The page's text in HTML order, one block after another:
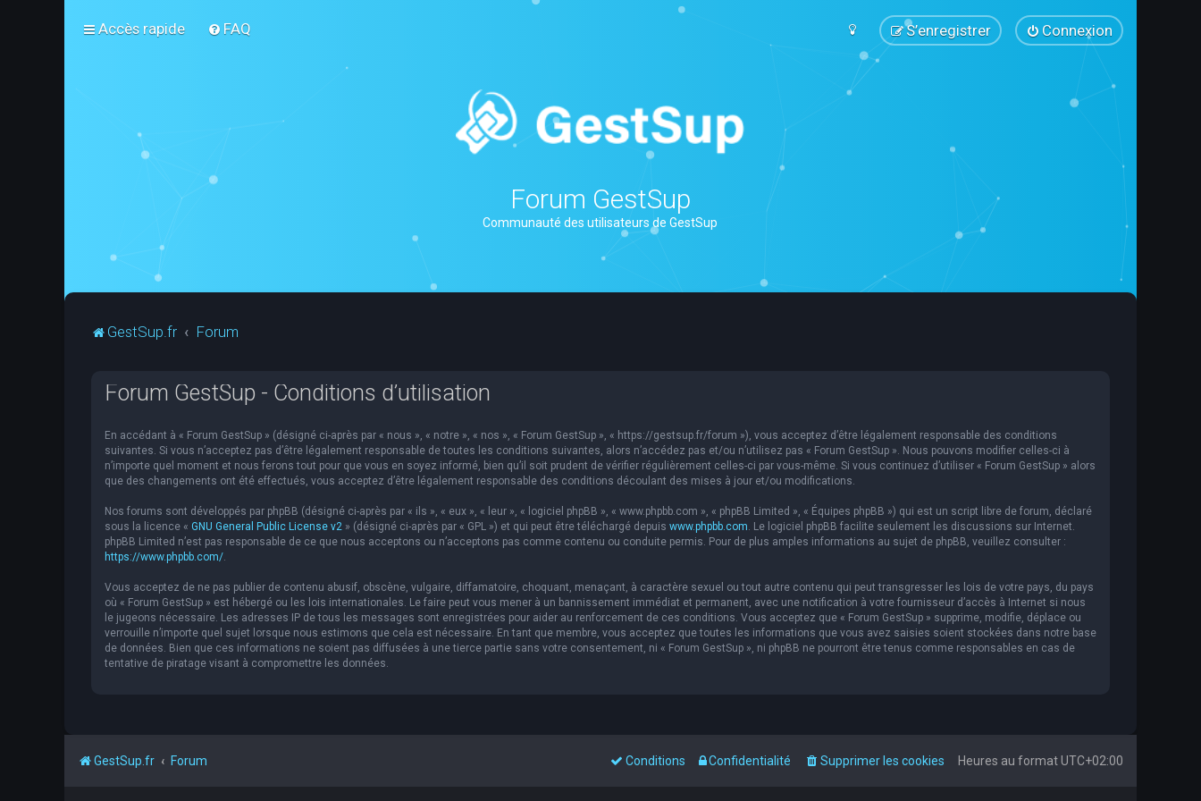
Accès rapide FAQ Connexion
S’enregistrer
Forum GestSup
Communauté des utilisateurs de GestSup
GestSup.fr Forum
Forum GestSup - Conditions d’utilisation
En accédant à « Forum GestSup » (désigné ci-après par « nous », « notre », « nos », « Forum GestSup », « https://gestsup.fr/forum »), vous acceptez d’être légalement responsable des conditions
suivantes. Si vous n’acceptez pas d’être légalement responsable de toutes les conditions suivantes, alors n’accédez pas et/ou n’utilisez pas « Forum GestSup ». Nous pouvons modifier celles-ci à
n’importe quel moment et nous ferons tout pour que vous en soyez informé, bien qu’il soit prudent de vérifier régulièrement celles-ci par vous-même. Si vous continuez d’utiliser « Forum GestSup » alors
que des changements ont été effectués, vous acceptez d’être légalement responsable des conditions découlant des mises à jour et/ou modifications.
Nos forums sont développés par phpBB (désigné ci-après par « ils », « eux », « leur », « logiciel phpBB », « www.phpbb.com », « phpBB Limited », « Équipes phpBB ») qui est un script libre de forum, déclaré
sous la licence « GNU General Public License v2 » (désigné ci-après par « GPL ») et qui peut être téléchargé depuis www.phpbb.com. Le logiciel phpBB facilite seulement les discussions sur Internet.
phpBB Limited n’est pas responsable de ce que nous acceptons ou n’acceptons pas comme contenu ou conduite permis. Pour de plus amples informations au sujet de phpBB, veuillez consulter :
https://www.phpbb.com/.
Vous acceptez de ne pas publier de contenu abusif, obscène, vulgaire, diffamatoire, choquant, menaçant, à caractère sexuel ou tout autre contenu qui peut transgresser les lois de votre pays, du pays
où « Forum GestSup » est hébergé ou les lois internationales. Le faire peut vous mener à un bannissement immédiat et permanent, avec une notification à votre fournisseur d’accès à Internet si nous
le jugeons nécessaire. Les adresses IP de tous les messages sont enregistrées pour aider au renforcement de ces conditions. Vous acceptez que « Forum GestSup » supprime, modifie, déplace ou
verrouille n’importe quel sujet lorsque nous estimons que cela est nécessaire. En tant que membre, vous acceptez que toutes les informations que vous avez saisies soient stockées dans notre base
de données. Bien que ces informations ne soient pas diffusées à une tierce partie sans votre consentement, ni « Forum GestSup », ni phpBB ne pourront être tenus comme responsables en cas de
tentative de piratage visant à compromettre les données.
GestSup.fr Forum Heures au formatUTC+02:00
Supprimer les cookies
Confidentialité
Conditions